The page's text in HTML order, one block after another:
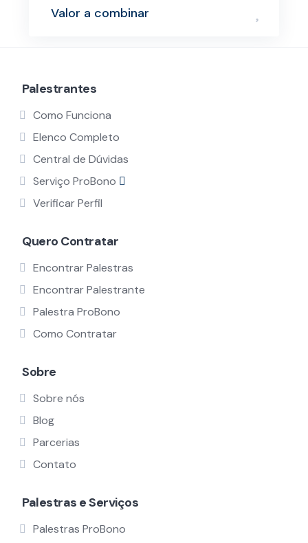
Valor a combinar
Palestrantes
Como Funciona
Elenco Completo
Central de Dúvidas
Serviço ProBono
Verificar Perfil
Quero Contratar
Encontrar Palestras
Encontrar Palestrante
Palestra ProBono
Como Contratar
Sobre
Sobre nós
Blog
Parcerias
Contato
Palestras e Serviços
Palestras ProBono